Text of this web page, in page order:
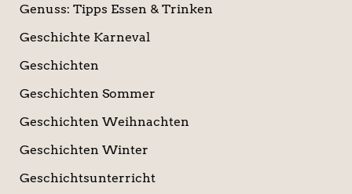
Genuss: Tipps Essen & Trinken
Geschichte Karneval
Geschichten
Geschichten Sommer
Geschichten Weihnachten
Geschichten Winter
Geschichtsunterricht